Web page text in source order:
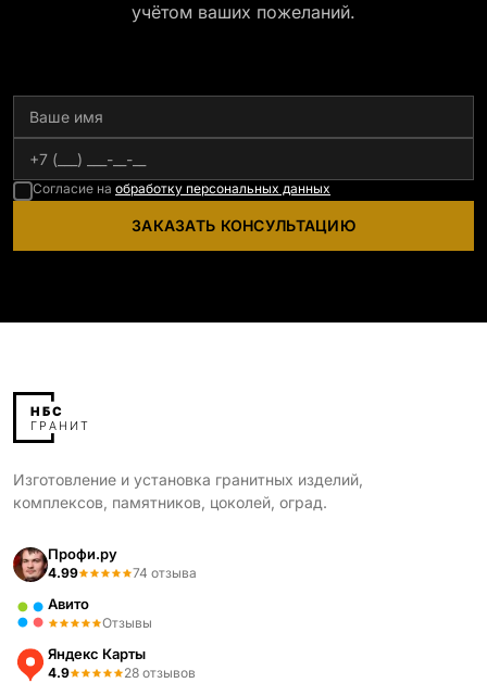
учётом ваших пожеланий.
Согласие на обработку персональных данных
ЗАКАЗАТЬ КОНСУЛЬТАЦИЮ
Изготовление и установка гранитных изделий,
комплексов, памятников, цоколей, оград.
Профи.ру
4.99 74 отзыва
Авито
Отзывы
Яндекс Карты
4.9 28 отзывов